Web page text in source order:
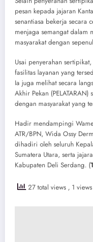
pesan kepada jajaran
senantiasa bekerja secara
menjaga semangat dalam
masyarakat dengan
Usai penyerahan
fasilitas layanan yang
Ia juga melihat secara
Akhir Pekan
dengan masyarakat yang
Hadir mendampingi
ATR/BPN, Wida Ossy
dihadiri oleh seluruh
Sumatera Utara, serta
Kabupaten Deli Serdang. (
27 total views , 1